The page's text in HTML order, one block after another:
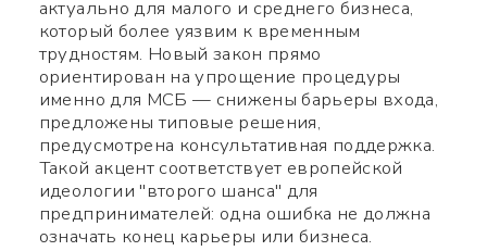
актуально для малого и среднего бизнеса,
который более уязвим к временным
трудностям. Новый закон прямо
ориентирован на упрощение процедуры
именно для МСБ — снижены барьеры входа,
предложены типовые решения,
предусмотрена консультативная поддержка.
Такой акцент соответствует европейской
идеологии "второго шанса" для
предпринимателей: одна ошибка не должна
означать конец карьеры или бизнеса.